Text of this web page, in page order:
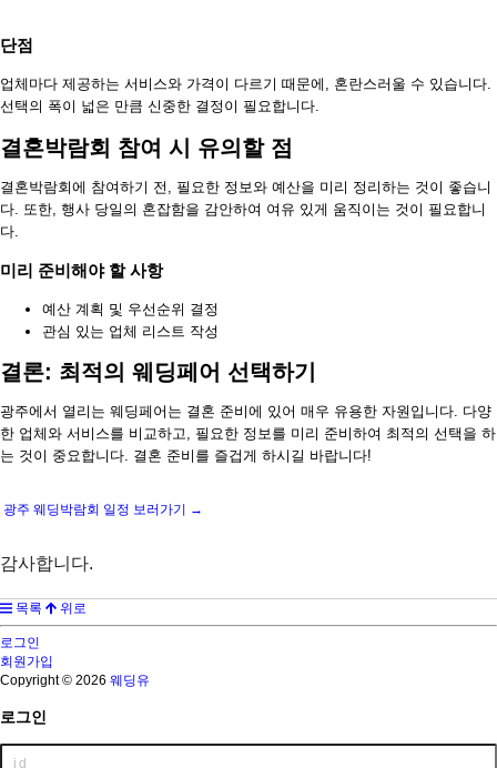
단점
업체마다 제공하는 서비스와 가격이 다르기 때문에, 혼란스러울 수 있습니다.
선택의 폭이 넓은 만큼 신중한 결정이 필요합니다.
결혼박람회 참여 시 유의할 점
결혼박람회에 참여하기 전, 필요한 정보와 예산을 미리 정리하는 것이 좋습니
다. 또한, 행사 당일의 혼잡함을 감안하여 여유 있게 움직이는 것이 필요합니
다.
미리 준비해야 할 사항
예산 계획 및 우선순위 결정
관심 있는 업체 리스트 작성
결론: 최적의 웨딩페어 선택하기
광주에서 열리는 웨딩페어는 결혼 준비에 있어 매우 유용한 자원입니다. 다양
한 업체와 서비스를 비교하고, 필요한 정보를 미리 준비하여 최적의 선택을 하
는 것이 중요합니다. 결혼 준비를 즐겁게 하시길 바랍니다!
광주 웨딩박람회 일정 보러가기 →
감사합니다.
목록 위로
로그인
회원가입
Copyright © 2026 웨딩유
로그인